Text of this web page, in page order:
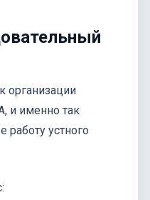
организации
и именно так
работу устного